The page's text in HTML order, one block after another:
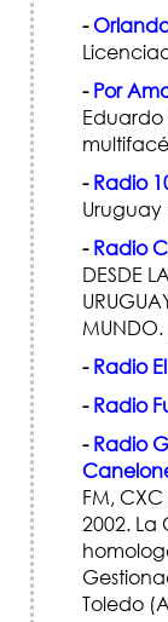
-
- Por
- Radio
Uruguay
- Radio
DESDE
MUNDO.
- Radio
- Radio
- Radio
FM,
2002. La
Toledo